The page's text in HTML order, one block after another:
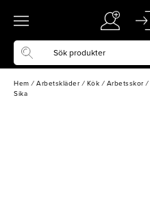
Hem / Arbetskläder / Kök / Arbetsskor /
Sika